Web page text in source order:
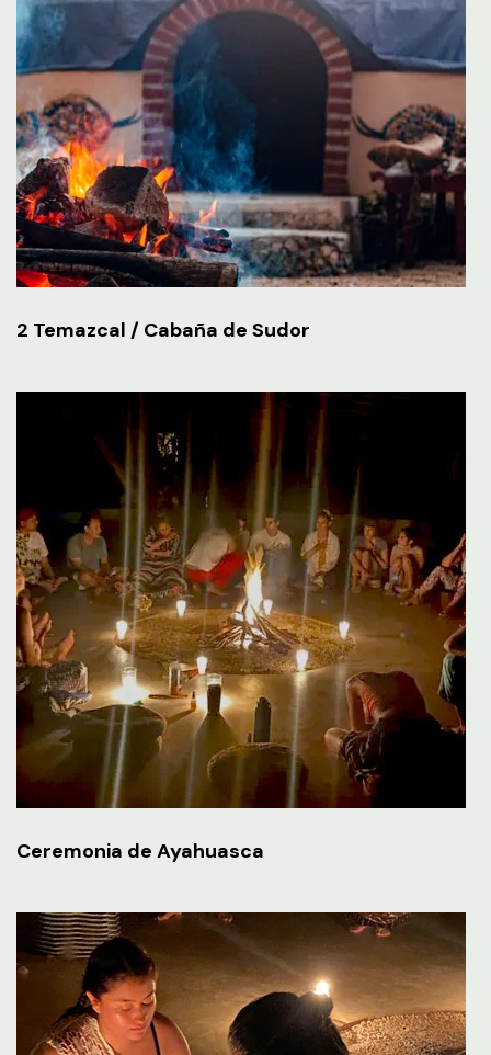
2 Temazcal / Cabaña de Sudor
Ceremonia de Ayahuasca